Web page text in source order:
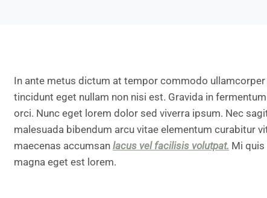
In ante metus dictum at tempor commodo ullamcorper
tincidunt eget nullam non nisi est. Gravida in
orci. Nunc eget lorem dolor sed viverra ipsum. Nec
malesuada bibendum arcu vitae elementum curabitur
maecenas accumsan lacus vel facilisis volutpat. Mi
magna eget est lorem.